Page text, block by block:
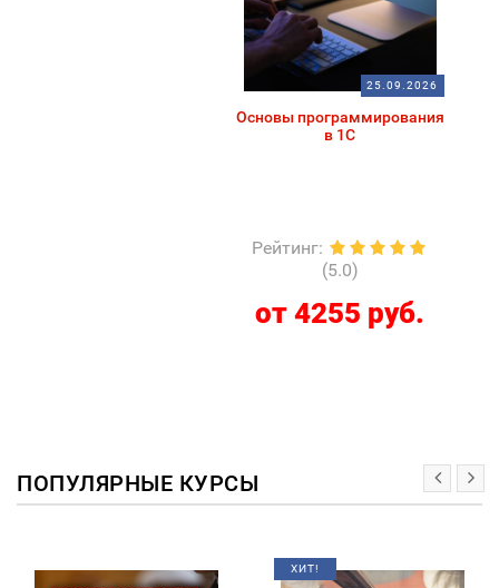
25.09.2026
Основы программирования
в 1С
Рейтинг:
(5.0)
от 4255 руб.
ПОПУЛЯРНЫЕ КУРСЫ
ХИТ!